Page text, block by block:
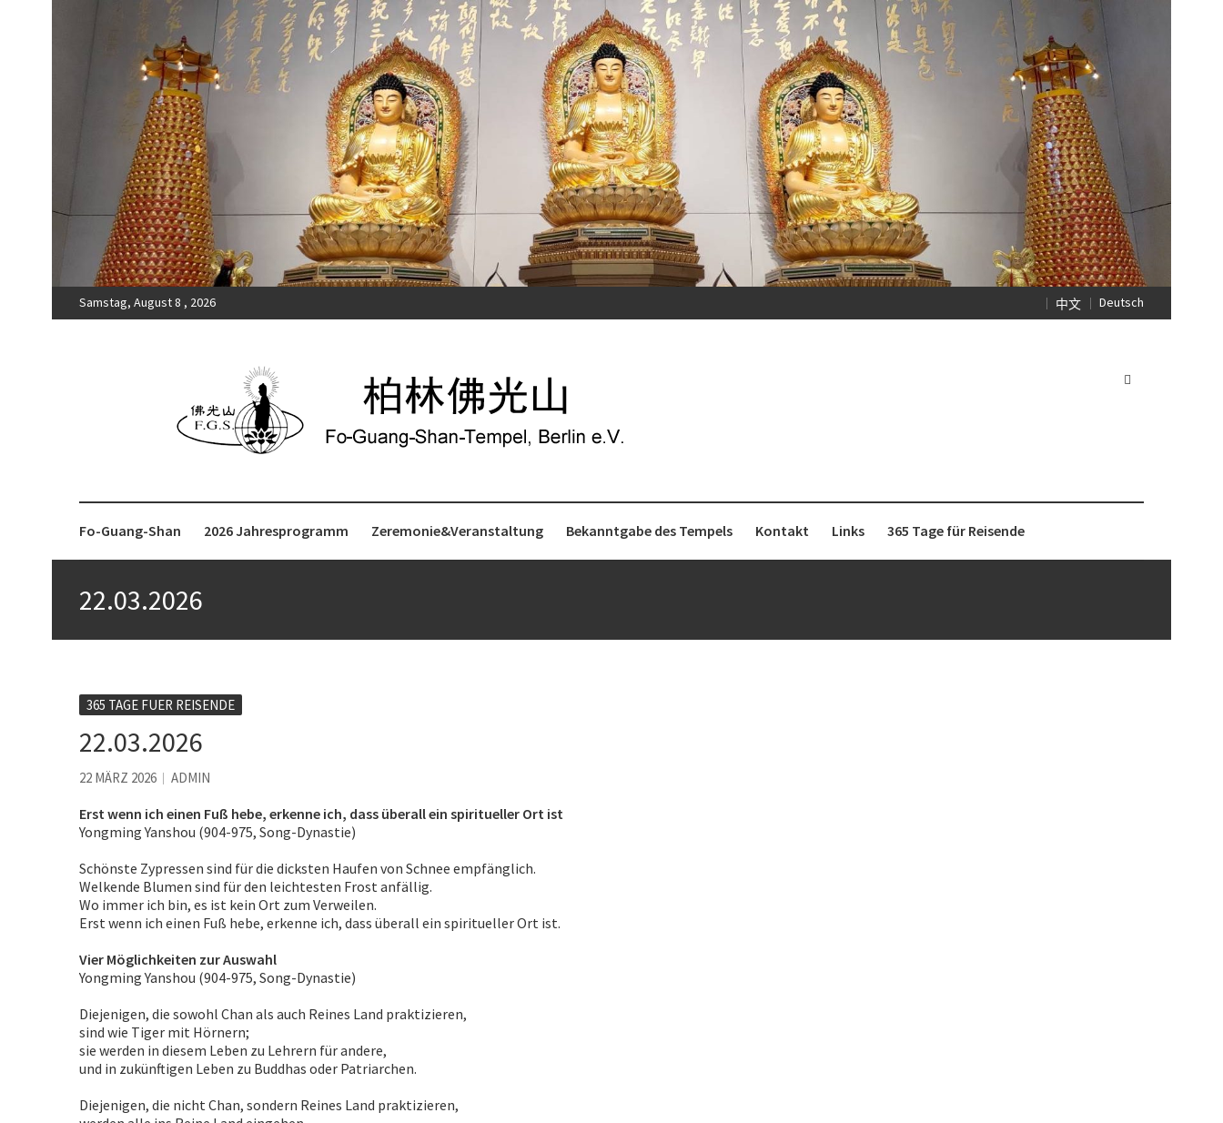
Samstag, August 8 , 2026 中文 Deutsch
Fo-Guang-Shan 2026 Jahresprogramm Zeremonie&Veranstaltung Bekanntgabe des Tempels Kontakt Links 365 Tage für Reisende
22.03.2026
365 TAGE FUER REISENDE
22.03.2026
22 MÄRZ 2026 ADMIN
Erst wenn ich einen Fuß hebe, erkenne ich, dass überall ein spiritueller Ort ist
Yongming Yanshou (904-975, Song-Dynastie)
Schönste Zypressen sind für die dicksten Haufen von Schnee empfänglich.
Welkende Blumen sind für den leichtesten Frost anfällig.
Wo immer ich bin, es ist kein Ort zum Verweilen.
Erst wenn ich einen Fuß hebe, erkenne ich, dass überall ein spiritueller Ort ist.
Vier Möglichkeiten zur Auswahl
Yongming Yanshou (904-975, Song-Dynastie)
Diejenigen, die sowohl Chan als auch Reines Land praktizieren,
sind wie Tiger mit Hörnern;
sie werden in diesem Leben zu Lehrern für andere,
und in zukünftigen Leben zu Buddhas oder Patriarchen.
Diejenigen, die nicht Chan, sondern Reines Land praktizieren,